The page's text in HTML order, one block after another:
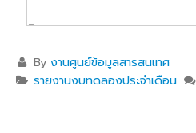
Byงานศูนย์ข้อมูลสารสนเทศ
รายงานงบทดลองประจำเดือน